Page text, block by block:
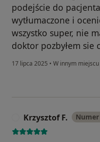
podejście do
wytłumaczone i
wszystko super, nie
doktor pozbyłem
17 lipca 2025 • W innym miejscu
Krzysztof F.